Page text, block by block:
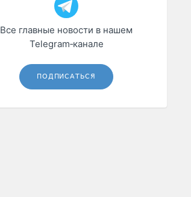
Все главные новости в нашем
Telegram‑канале
ПОДПИСАТЬСЯ